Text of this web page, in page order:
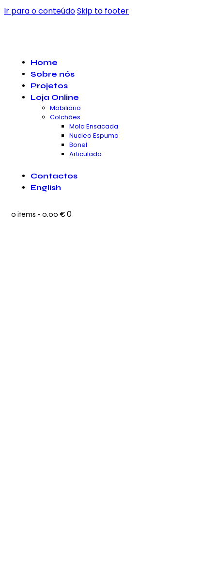
Ir para o conteúdoSkip to footer
Home
Sobre nós
Projetos
Loja Online
Mobiliário
Colchões
Mola Ensacada
Nucleo Espuma
Bonel
Articulado
Contactos
English
0 items - 0.00 €0